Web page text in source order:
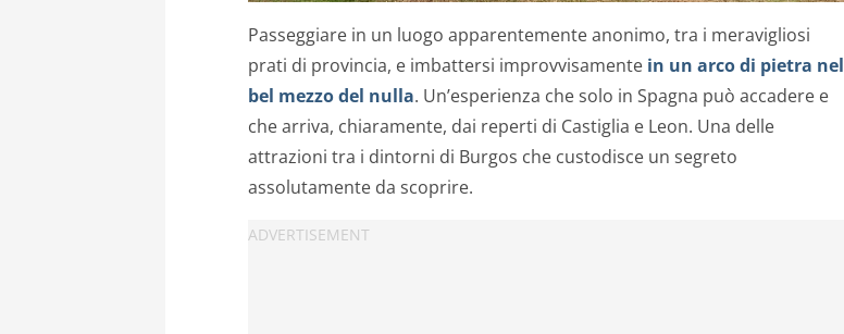
Passeggiare in un luogo apparentemente anonimo, tra i meravigliosi
prati di provincia, e imbattersi improvvisamente in un arco di pietra nel
bel mezzo del nulla. Un’esperienza che solo in Spagna può accadere e
che arriva, chiaramente, dai reperti di Castiglia e Leon. Una delle
attrazioni tra i dintorni di Burgos che custodisce un segreto
assolutamente da scoprire.